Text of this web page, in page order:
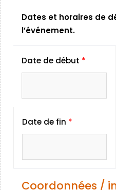
Dates et horaires de
l’événement.
Date de début *
Date de fin *
Coordonnées /